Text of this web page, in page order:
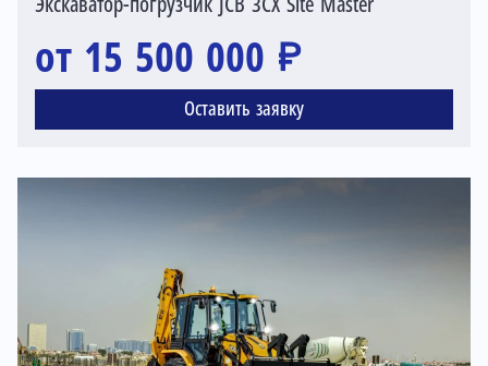
от 15 500 000 ₽
Оставить заявку